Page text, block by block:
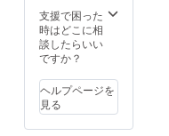
のメッ
セージ
が届く
かはお
み！ (お
まかせ
になり
ます)
支援で困った
時はどこに相
談したらいい
ですか？
ヘルプページを
見る